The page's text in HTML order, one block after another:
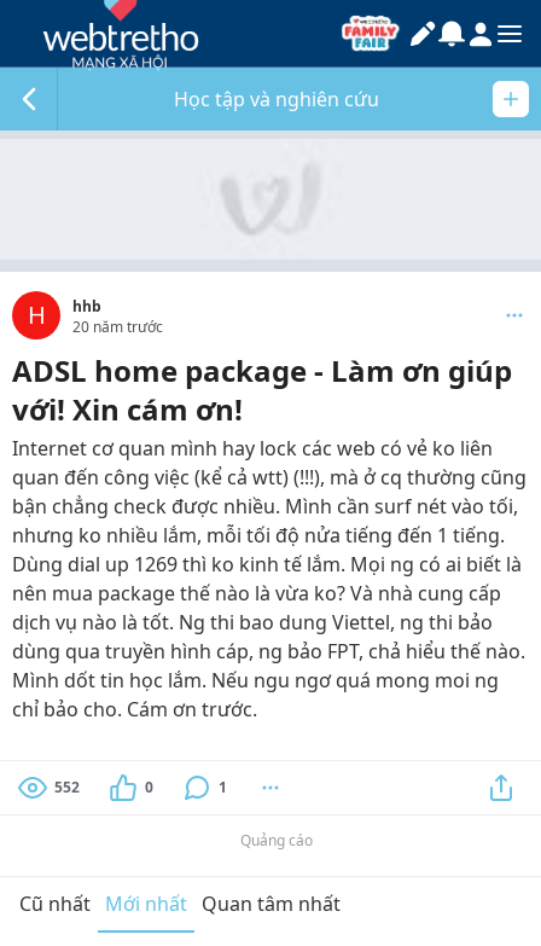
Học tập và nghiên cứu
H
hhb
20 năm trước
ADSL home package - Làm ơn giúp
với! Xin cám ơn!
Internet cơ quan mình hay lock các web có vẻ ko liên
quan đến công việc (kể cả wtt) (!!!), mà ở cq thường cũng
bận chẳng check được nhiều. Mình cần surf nét vào tối,
nhưng ko nhiều lắm, mỗi tối độ nửa tiếng đến 1 tiếng.
Dùng dial up 1269 thì ko kinh tế lắm. Mọi ng có ai biết là
nên mua package thế nào là vừa ko? Và nhà cung cấp
dịch vụ nào là tốt. Ng thi bao dung Viettel, ng thi bảo
dùng qua truyền hình cáp, ng bảo FPT, chả hiểu thế nào.
Mình dốt tin học lắm. Nếu ngu ngơ quá mong moi ng
chỉ bảo cho. Cám ơn trước.
552 0 1
Quảng cáo
Cũ nhất Mới nhất Quan tâm nhất